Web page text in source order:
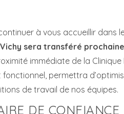
à vous accueillir dans
sera transféré
immédiate de la
permettra
de travail de nos équipes.
DE CONFIANCE